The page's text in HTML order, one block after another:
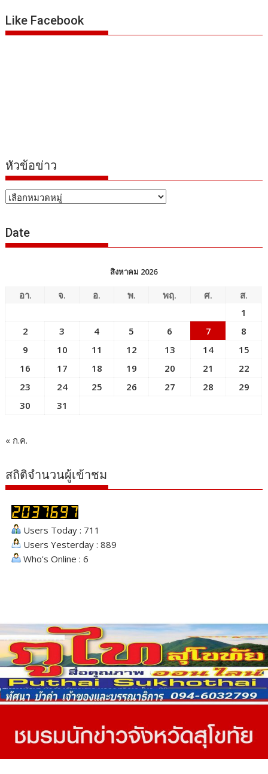
Like Facebook
หัวข้อข่าว
หัวข้อ
Date
สิงหาคม 2026
อา. จ. อ. พ. พฤ. ศ.
ส.
1
2
3 4 5 6 7
8
9
10 11 12 13 14
15
16
17 18 19 20 21
22
23
24 25 26 27 28
29
30
31
« ก.ค.
สถิติจำนวนผู้เข้าชม
Users Today : 711
Users Yesterday : 889
Who's Online : 6